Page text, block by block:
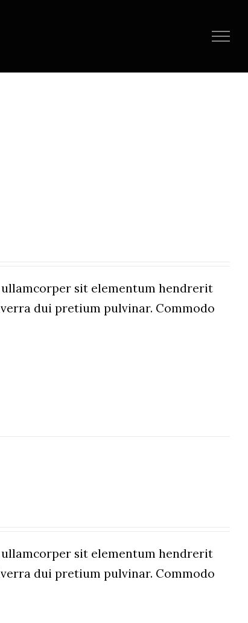
sit elementum hendrerit
dui pretium pulvinar. Commodo
sit elementum hendrerit
dui pretium pulvinar. Commodo